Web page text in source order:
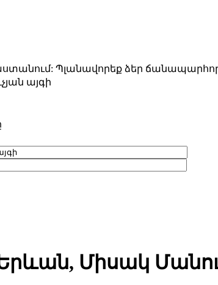
Պլանավորեք ձեր
այգի
Միսակ